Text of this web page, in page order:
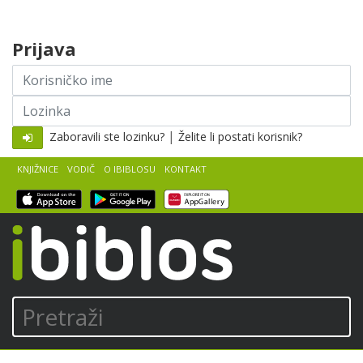
Pretraži
KNJIŽNICE VODIČ O IBIBLOSU KONTAKT
Prijava
Korisničko
ime
Lozinka
Zaboravili ste lozinku? | Želite li postati korisnik?